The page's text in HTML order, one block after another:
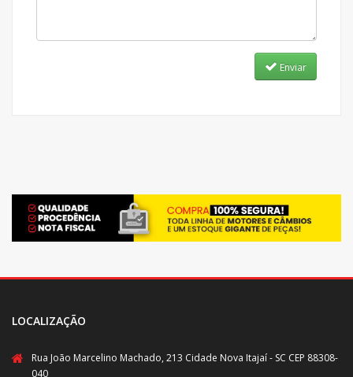
Enviar
LOCALIZAÇÃO
Rua João Marcelino Machado, 213 Cidade Nova Itajaí - SC CEP 88308-
040